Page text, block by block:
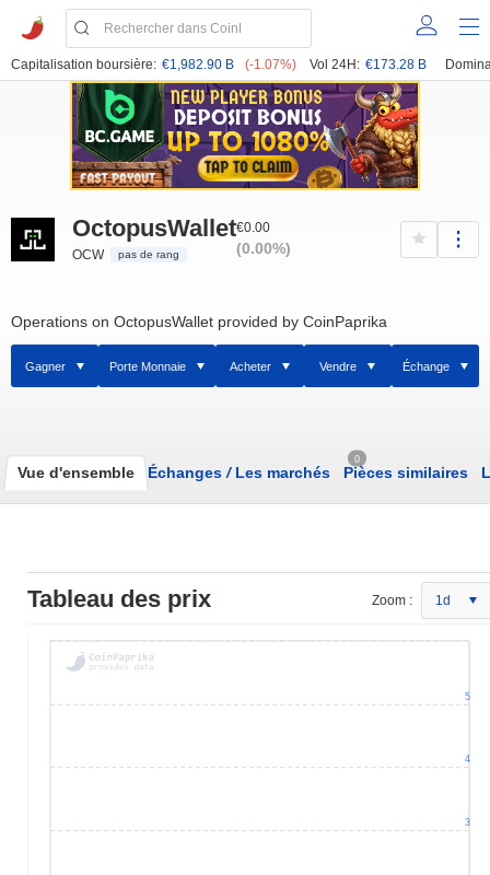
Capitalisation boursière: €1,982.90 B (-1.07%) Vol 24H: €173.28 B
OctopusWallet
OCW pas de rang
€0.00
(0.00%)
Operations on OctopusWallet provided by CoinPaprika
Gagner Porte Monnaie Acheter Vendre Échange
Vue d'ensemble Échanges /Les marchés
0
Pièces similaires
Tableau des prix Zoom : 1d
3
4
5